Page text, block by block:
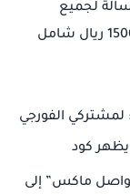
600 دقيقة داخل الشبكة و600 رسالة لجميع
الشبكات المحلية، بصلاحية 30 يومًا وسعر 1500 ريال شامل
الفورجي
كود
ماكس” إلى